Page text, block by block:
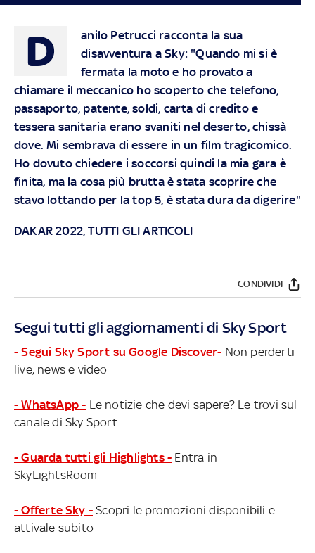
D
anilo Petrucci racconta la sua
disavventura a Sky: "Quando mi si è
fermata la moto e ho provato a
chiamare il meccanico ho scoperto che telefono,
passaporto, patente, soldi, carta di credito e
tessera sanitaria erano svaniti nel deserto, chissà
dove. Mi sembrava di essere in un film tragicomico.
Ho dovuto chiedere i soccorsi quindi la mia gara è
finita, ma la cosa più brutta è stata scoprire che
stavo lottando per la top 5, è stata dura da digerire"
DAKAR 2022, TUTTI GLI ARTICOLI
CONDIVIDI
Segui tutti gli aggiornamenti di Sky Sport
- Segui Sky Sport su Google Discover- Non perderti
live, news e video
- WhatsApp - Le notizie che devi sapere? Le trovi sul
canale di Sky Sport
- Guarda tutti gli Highlights - Entra in
SkyLightsRoom
- Offerte Sky - Scopri le promozioni disponibili e
attivale subito